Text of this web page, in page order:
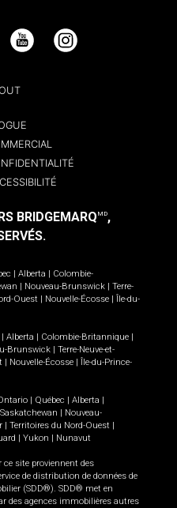
YouTube Instagram
BRIDGEMARQ MD,
Alberta
Colombie-
Nouveau-Brunswick
Terre-
Ouest Nouvelle-Écosse
Île-du-
Alberta Colombie-Britannique
Brunswick
Terre-Neuve-et-
Nouvelle-Écosse
Île-du-Prince-
Québec Alberta
Saskatchewan
Nouveau-
Territoires du Nord-Ouest
Yukon Nunavut
site proviennent des
de distribution de données de
(SDD®). SDD® met en
des agences immobilières autres